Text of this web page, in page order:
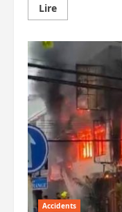
LireEn
savoir
centers
stériles
et
les
PME
oubliées.
La
Banque
centrale
met
en
garde
contre
les
inégalités.
Accidents